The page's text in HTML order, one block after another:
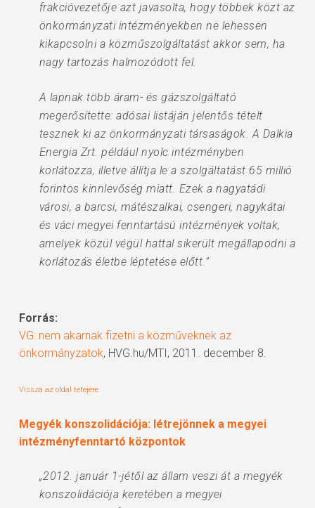
frakcióvezetője azt javasolta, hogy többek közt az
önkormányzati intézményekben ne lehessen
kikapcsolni a közműszolgáltatást akkor sem, ha
nagy tartozás halmozódott fel.
A lapnak több áram- és gázszolgáltató
megerősítette: adósai listáján jelentős tételt
tesznek ki az önkormányzati társaságok. A Dalkia
Energia Zrt. például nyolc intézményben
korlátozza, illetve állítja le a szolgáltatást 65 millió
forintos kinnlevőség miatt. Ezek a nagyatádi
városi, a barcsi, mátészalkai, csengeri, nagykátai
és váci megyei fenntartású intézmények voltak,
amelyek közül végül hattal sikerült megállapodni a
korlátozás életbe léptetése előtt.”
Forrás:
VG: nem akarnak fizetni a közműveknek az
önkormányzatok, HVG.hu/MTI, 2011. december 8.
Vissza az oldal tetejére
Megyék konszolidációja: létrejönnek a megyei
intézményfenntartó központok
„2012. január 1-jétől az állam veszi át a megyék
konszolidációja keretében a megyei